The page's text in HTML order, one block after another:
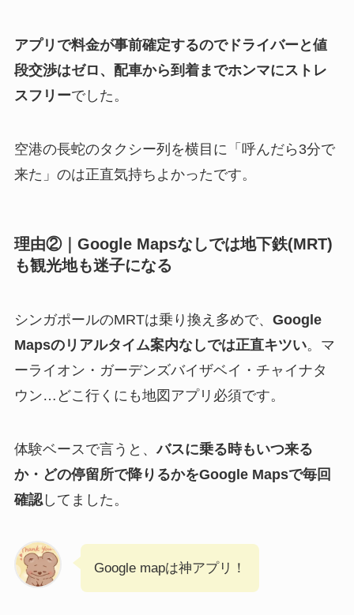
アプリで料金が事前確定するのでドライバーと値
段交渉はゼロ、配車から到着までホンマにストレ
スフリーでした。
空港の長蛇のタクシー列を横目に「呼んだら3分で
来た」のは正直気持ちよかったです。
理由②｜Google Mapsなしでは地下鉄(MRT)
も観光地も迷子になる
シンガポールのMRTは乗り換え多めで、 Google
Mapsのリアルタイム案内なしでは正直キツい。マ
ーライオン・ガーデンズバイザベイ・チャイナタ
ウン…どこ行くにも地図アプリ必須です。
体験ベースで言うと、バスに乗る時もいつ来る
か・どの停留所で降りるかをGoogle Mapsで毎回
確認してました。
Google mapは神アプリ！